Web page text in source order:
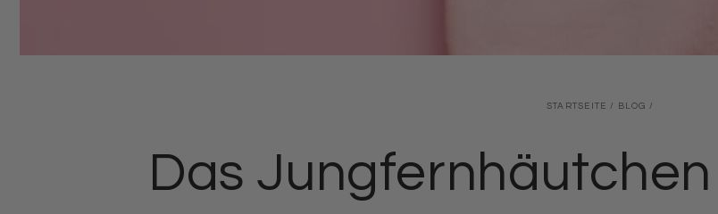
STARTSEITE / BLOG /
Das Jungfernhäutchen